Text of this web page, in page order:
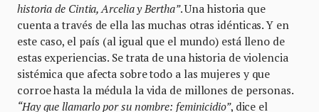
historia de Cintia, Arcelia y Bertha”. Una historia que
cuenta a través de ella las muchas otras idénticas. Y en
este caso, el país (al igual que el mundo) está lleno de
estas experiencias. Se trata de una historia de violencia
sistémica que afecta sobre todo a las mujeres y que
corroe hasta la médula la vida de millones de personas.
“Hay que llamarlo por su nombre: feminicidio”, dice el